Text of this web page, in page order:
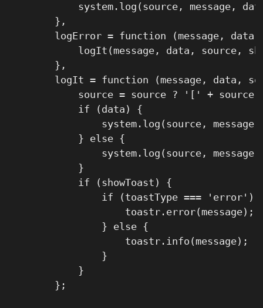
system.log(source, message,
        },
logError = function (message,
logIt(message, data, source,
        },
logIt = function (message, data,
source = source ? '[' + source
            if (data) {
system.log(source, message,
            } else {
system.log(source,
            }
            if (showToast) {
if (toastType === 'error')
                    toastr.error(message);
                } else {
                    toastr.info(message);
                }
            }
        };